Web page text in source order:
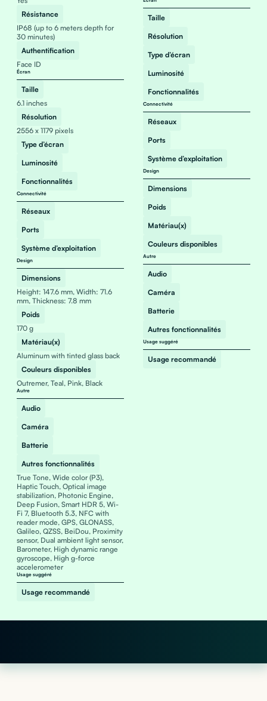
Résistance
IP68 (up to 6 meters depth for
30 minutes)
Authentification
Face ID
Écran
Taille
6.1 inches
Résolution
2556 x 1179 pixels
Type d’écran
Luminosité
Fonctionnalités
Connectivité
Réseaux
Ports
Système d’exploitation
Design
Dimensions
Height: 147.6 mm, Width: 71.6
mm, Thickness: 7.8 mm
Poids
170 g
Matériau(x)
Aluminum with tinted glass back
Couleurs disponibles
Outremer, Teal, Pink, Black
Autre
Audio
Caméra
Batterie
Autres fonctionnalités
True Tone, Wide color (P3),
Haptic Touch, Optical image
stabilization, Photonic Engine,
Deep Fusion, Smart HDR 5, Wi-
Fi 7, Bluetooth 5.3, NFC with
reader mode, GPS, GLONASS,
Galileo, QZSS, BeiDou, Proximity
sensor, Dual ambient light sensor,
Barometer, High dynamic range
gyroscope, High g-force
accelerometer
Usage suggéré
Usage recommandé
Taille
Résolution
Type d’écran
Luminosité
Fonctionnalités
Connectivité
Réseaux
Ports
Système d’exploitation
Design
Dimensions
Poids
Matériau(x)
Couleurs disponibles
Autre
Audio
Caméra
Batterie
Autres fonctionnalités
Usage suggéré
Usage recommandé